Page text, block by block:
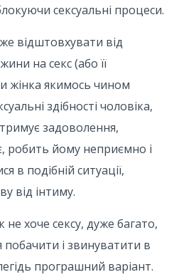
сексуальні процеси.
відштовхувати від
на секс (або її
жінка якимось чином
здібності чоловіка,
задоволення,
робить йому неприємно і
в подібній ситуації,
від інтиму.
не хоче сексу, дуже багато,
побачити і звинуватити в
програшний варіант.